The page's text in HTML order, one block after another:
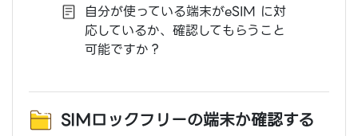
自分が使っている端末がeSIM に対
応しているか、確認してもらうこと
可能ですか？
SIMロックフリーの端末か確認する